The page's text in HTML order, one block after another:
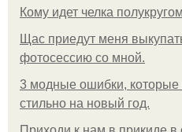
Кому идет челка
Щас приедут меня
фотосессию со мной.
3 модные ошибки,
стильно на новый год.